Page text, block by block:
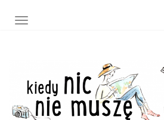
TOGGLE NAVIGATION